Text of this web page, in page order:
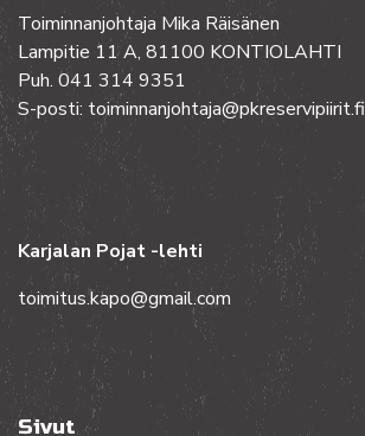
Toiminnanjohtaja Mika Räisänen
Lampitie 11 A, 81100 KONTIOLAHTI
Puh. 041 314 9351
S-posti: toiminnanjohtaja@pkreservipiirit.fi
Karjalan Pojat -lehti
toimitus.kapo@gmail.com
Sivut